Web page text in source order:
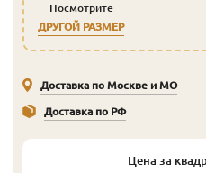
Посмотрите
ДРУГОЙ РАЗМЕР
Доставка по Москве и МО
Доставка по РФ
Цена за